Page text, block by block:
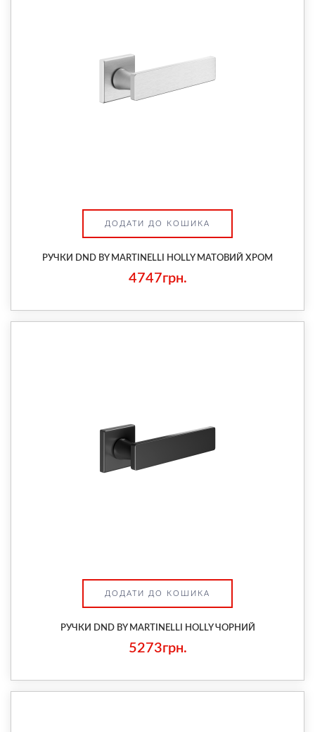
ДОДАТИ ДО КОШИКА
РУЧКИ DND BY MARTINELLI HOLLY МАТОВИЙ ХРОМ
4747грн.
ДОДАТИ ДО КОШИКА
РУЧКИ DND BY MARTINELLI HOLLY ЧОРНИЙ
5273грн.